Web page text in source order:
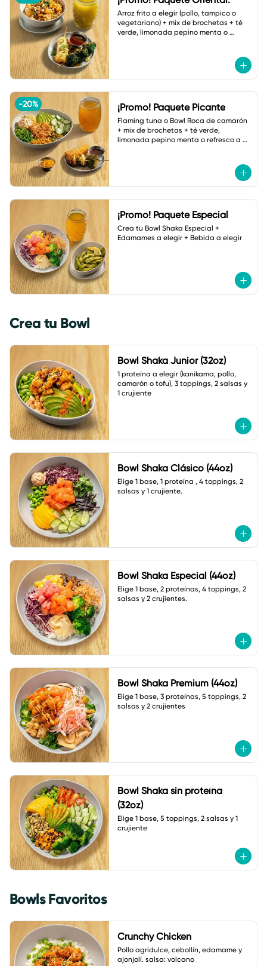
Arroz frito a elegir (pollo, tampico o
vegetariano) + mix de brochetas + té
verde, limonada pepino menta o
-20% ¡Promo! Paquete Picante
Flaming tuna o Bowl Roca de camarón
+ mix de brochetas + té verde,
limonada pepino menta o refresco a
¡Promo! Paquete Especial
Crea tu Bowl Shaka Especial +
Edamames a elegir + Bebida a elegir
Crea tu Bowl
Bowl Shaka Junior (32oz)
1 proteína a elegir (kanikama, pollo,
camarón o tofu), 3 toppings, 2 salsas y
1 crujiente
Bowl Shaka Clásico (44oz)
Elige 1 base, 1 proteína , 4 toppings, 2
salsas y 1 crujiente.
Bowl Shaka Especial (44oz)
Elige 1 base, 2 proteínas, 4 toppings, 2
salsas y 2 crujientes.
Bowl Shaka Premium (44oz)
Elige 1 base, 3 proteínas, 5 toppings, 2
salsas y 2 crujientes
Bowl Shaka sin proteína
(32oz)
Elige 1 base, 5 toppings, 2 salsas y 1
crujiente
Bowls Favoritos
Crunchy Chicken
Pollo agridulce, cebollín, edamame y
ajonjolí. salsa: volcano